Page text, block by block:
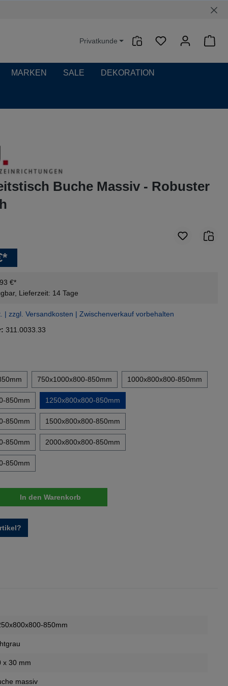
Privatkunde
MARKEN SALE DEKORATION
Buche Massiv - Robuster
€*
Lieferzeit: 14 Tage
| zzgl. Versandkosten | Zwischenverkauf vorbehalten
311.0033.33
750x1000x800-850mm 1000x800x800-850mm
850mm 1250x800x800-850mm
850mm 1500x800x800-850mm
850mm 2000x800x800-850mm
850mm
Gib den gewünschten Wert ein
In den Warenkorb
850mm
x 30 mm
massiv